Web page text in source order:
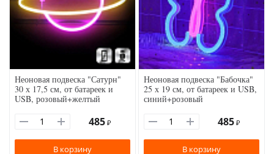
Неоновая подвеска "Сатурн"
30 х 17,5 см, от батареек и
USB, розовый+желтый
485 ₽
В корзину
Неоновая подвеска "Бабочка"
25 х 19 см, от батареек и USB,
синий+розовый
485 ₽
В корзину